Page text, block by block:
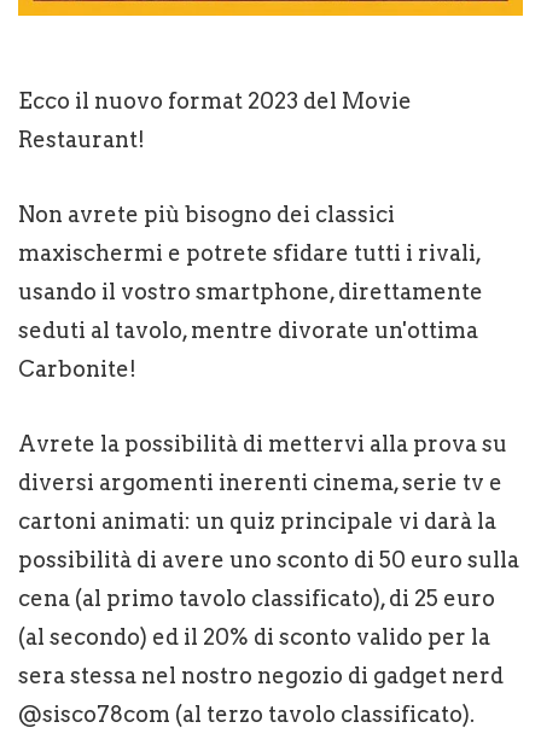
Ecco il nuovo format 2023 del Movie
Restaurant!
Non avrete più bisogno dei classici
maxischermi e potrete sfidare tutti i rivali,
usando il vostro smartphone, direttamente
seduti al tavolo, mentre divorate un'ottima
Carbonite!
Avrete la possibilità di mettervi alla prova su
diversi argomenti inerenti cinema, serie tv e
cartoni animati: un quiz principale vi darà la
possibilità di avere uno sconto di 50 euro sulla
cena (al primo tavolo classificato), di 25 euro
(al secondo) ed il 20% di sconto valido per la
sera stessa nel nostro negozio di gadget nerd
@sisco78com (al terzo tavolo classificato).